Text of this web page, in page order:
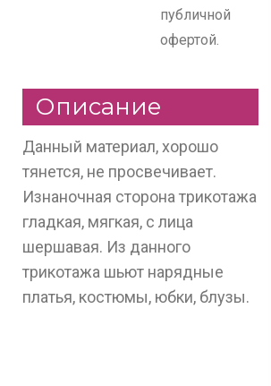
публичной
офертой.
Описание
Данный материал, хорошо
тянется, не просвечивает.
Изнаночная сторона трикотажа
гладкая, мягкая, с лица
шершавая. Из данного
трикотажа шьют нарядные
платья, костюмы, юбки, блузы.